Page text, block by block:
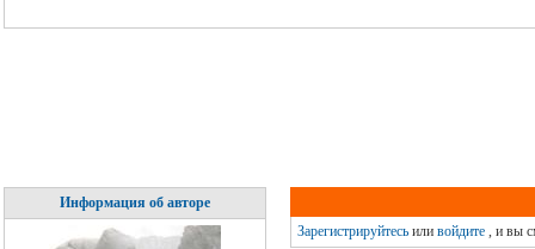
Информация об авторе
Зарегистрируйтесьили войдите, и вы